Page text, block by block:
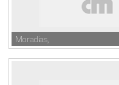
Moradias,